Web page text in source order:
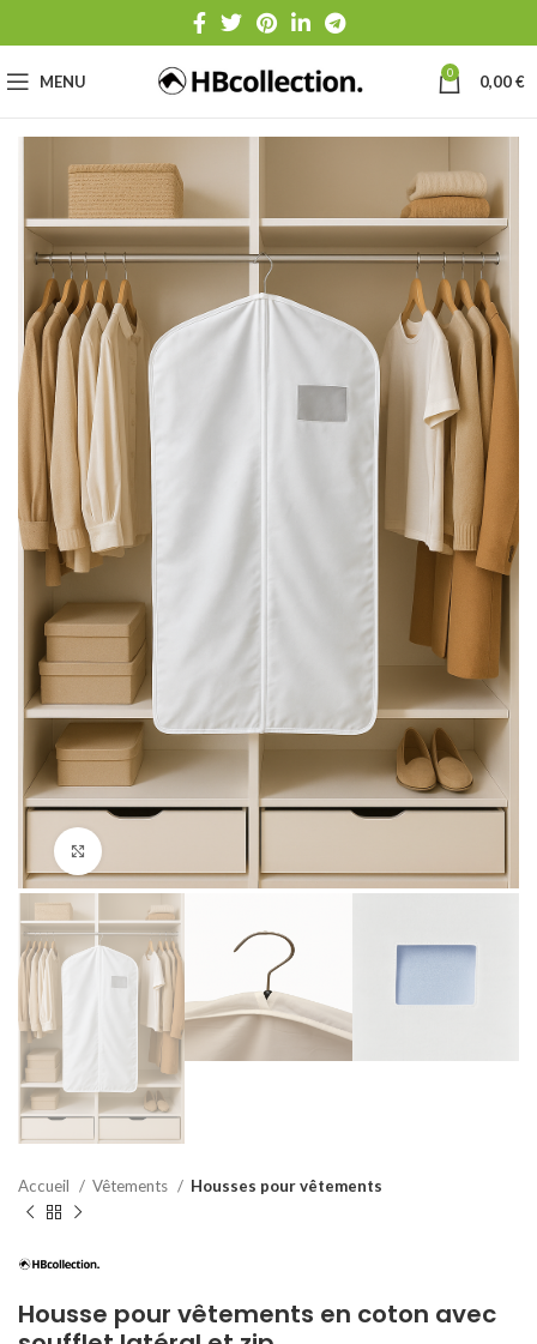
MENU 0 0,00€
Accueil Vêtements Housses pour vêtements
Housse pour vêtements en coton avec